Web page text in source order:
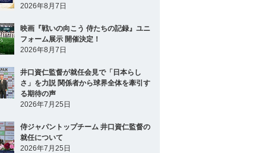
2026年8月7日
映画『戦いの向こう 侍たちの記録』ユニ
フォーム展示 開催決定！
2026年8月7日
井口資仁監督が就任会見で「日本らし
さ」を力説 関係者から球界全体を牽引す
る期待の声
2026年7月25日
侍ジャパントップチーム 井口資仁監督の
就任について
2026年7月25日